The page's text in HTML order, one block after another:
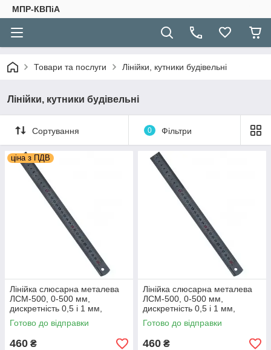
МПР-КВПіА
Товари та послуги Лінійки, кутники будівельні
Лінійки, кутники будівельні
Сортування 0 Фільтри
ціна з ПДВ
Лінійка слюсарна металева
ЛСМ-500, 0-500 мм,
дискретність 0,5 і 1 мм,
Україна.
Готово до відправки
460 ₴
Лінійка слюсарна металева
ЛСМ-500, 0-500 мм,
дискретність 0,5 і 1 мм,
Україна.
Готово до відправки
460 ₴